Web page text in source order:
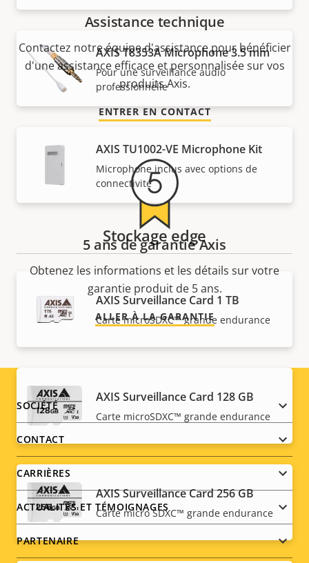
AXIS T8353A Microphone 3.5 mm
Pour une surveillance audio
professionnelle
AXIS TU1002-VE Microphone Kit
Microphone inclus avec options de
connectivité
Stockage edge
AXIS Surveillance Card 1 TB
Carte microSDXC™ grande endurance
AXIS Surveillance Card 128 GB
Carte microSDXC™ grande endurance
AXIS Surveillance Card 256 GB
Carte micro SDXC™ grande endurance
Assistance technique
Contactez notre équipe d'assistance pour bénéficier
d'une assistance efficace et personnalisée sur vos
produits Axis.
ENTRER EN CONTACT
5 ans de garantie Axis
Obtenez les informations et les détails sur votre
garantie produit de 5 ans.
ALLER À LA GARANTIE
Footer
menu
SOCIÉTÉ
CONTACT
CARRIÈRES
ACTUALITÉS ET TÉMOIGNAGES
PARTENAIRE